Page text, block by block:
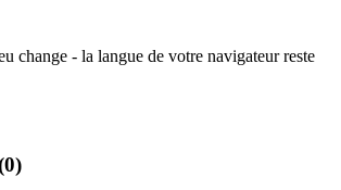
change - la langue de votre navigateur reste
0)